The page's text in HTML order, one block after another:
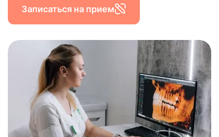
Записаться на прием